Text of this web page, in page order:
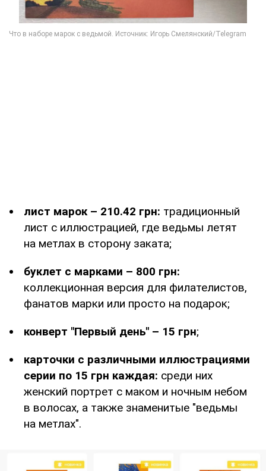
лист марок – 210.42 грн: традиционный
лист с иллюстрацией, где ведьмы летят
на метлах в сторону заката;
буклет с марками – 800 грн:
коллекционная версия для филателистов,
фанатов марки или просто на подарок;
конверт "Первый день" – 15 грн;
карточки с различными иллюстрациями
серии по 15 грн каждая: среди них
женский портрет с маком и ночным небом
в волосах, а также знаменитые "ведьмы
на метлах".